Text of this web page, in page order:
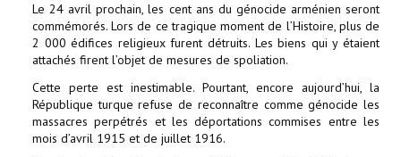
Le 24 avril prochain, les cent ans du génocide arménien seront
commémorés. Lors de ce tragique moment de l’Histoire, plus de
2 000 édifices religieux furent détruits. Les biens qui y étaient
attachés firent l’objet de mesures de spoliation.
Cette perte est inestimable. Pourtant, encore aujourd’hui, la
République turque refuse de reconnaître comme génocide les
massacres perpétrés et les déportations commises entre les
mois d’avril 1915 et de juillet 1916.